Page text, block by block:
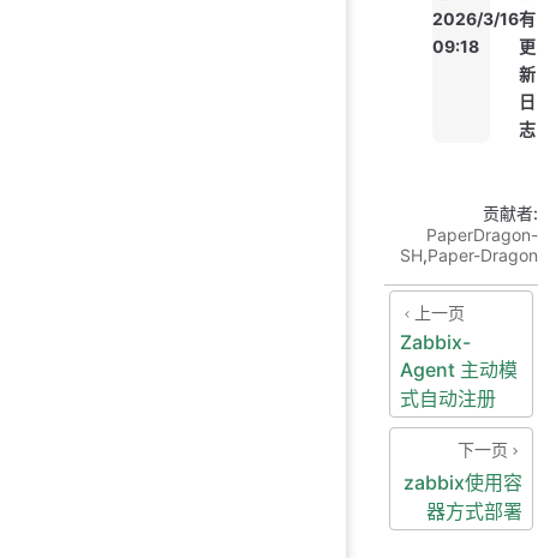
2026/3/16
09:18
有
更
新
日
志
贡献者:
PaperDragon-
SH,Paper-Dragon
上一页
Zabbix-
Agent 主动模
式自动注册
下一页
zabbix使用容
器方式部署